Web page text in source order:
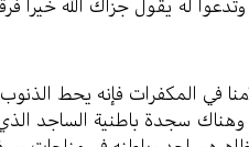
له يقول جزاك الله خيراً
في المكفرات فإنه يحط
سجدة باطنية الساجد